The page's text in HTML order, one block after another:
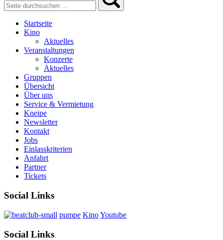
Startseite
Kino
Aktuelles
Veranstaltungen
Konzerte
Aktuelles
Gruppen
Übersicht
Über uns
Service & Vermietung
Kneipe
Newsletter
Kontakt
Jobs
Einlasskriterien
Anfahrt
Partner
Tickets
Social Links
pumpe KinoYoutube
Social Links